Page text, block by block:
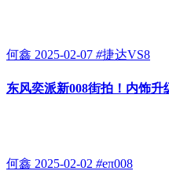
何鑫 2025-02-07 #捷达VS8
东风奕派新008街拍！内饰
何鑫 2025-02-02 #eπ008